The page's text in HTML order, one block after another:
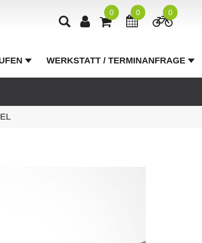
0 0 0
WERKSTATT / TERMINANFRAGE